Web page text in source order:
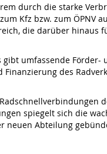
durch die starke
Kfz bzw. zum ÖPNV
die darüber hinaus
umfassende
des
spiegelt sich die
neuen Abteilung